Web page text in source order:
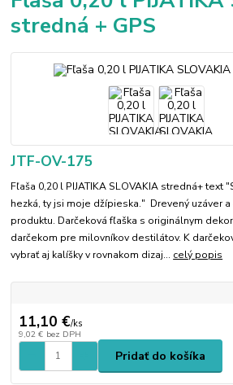
stredná + GPS
JTF-OV-175
Fľaša 0,20 l PIJATIKA SLOVAKIA stredná+ text
hezká, ty jsi moje džípieska." Drevený uzáver a
produktu. Darčeková fľaška s originálnym
darčekom pre milovníkov destilátov. K
vybrať aj kalíšky v rovnakom dizaj... celý popis
11,10 €/ks
9,02 € bez DPH
Pridať do košíka